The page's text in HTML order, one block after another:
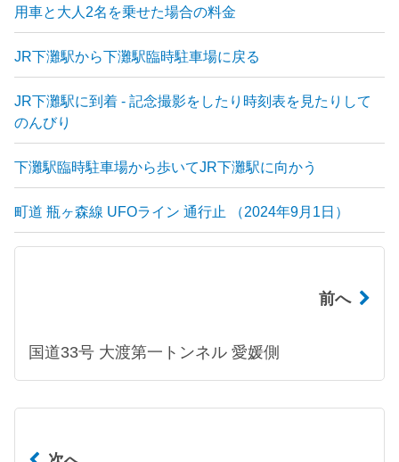
用車と大人2名を乗せた場合の料金
JR下灘駅から下灘駅臨時駐車場に戻る
JR下灘駅に到着 - 記念撮影をしたり時刻表を見たりして
のんびり
下灘駅臨時駐車場から歩いてJR下灘駅に向かう
町道 瓶ヶ森線 UFOライン 通行止 （2024年9月1日）
前へ
国道33号 大渡第一トンネル 愛媛側